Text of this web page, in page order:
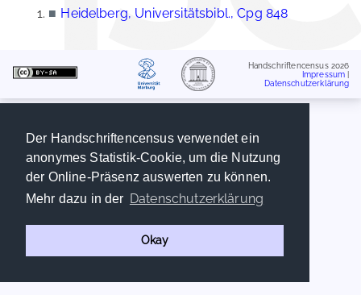
Der Handschriftencensus verwendet ein
anonymes Statistik-Cookie, um die Nutzung
der Online-Präsenz auswerten zu können.
Mehr dazu in der Datenschutzerklärung
Okay
■ Heidelberg, Universitätsbibl., Cpg 848
Handschriftencensus 2026
Impressum
Datenschutzerklärung